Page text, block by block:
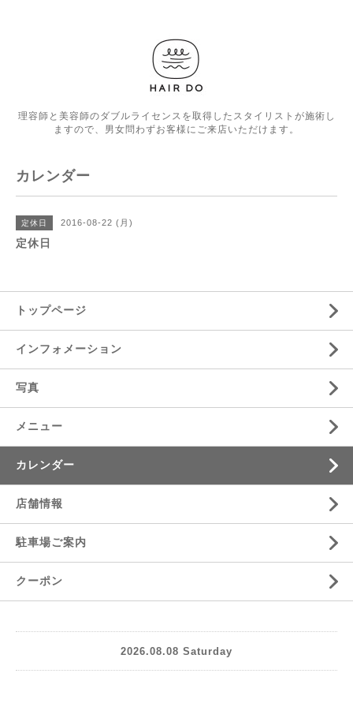
理容師と美容師のダブルライセンスを取得したスタイリストが施術し
ますので、男女問わずお客様にご来店いただけます。
カレンダー
定休日 2016-08-22 (月)
定休日
トップページ
インフォメーション
写真
メニュー
カレンダー
店舗情報
駐車場ご案内
クーポン
2026.08.08 Saturday